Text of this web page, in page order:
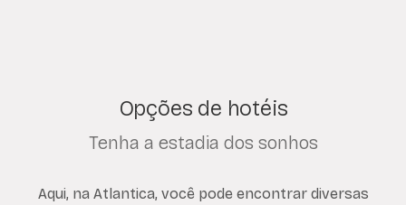
Opções de hotéis
Tenha a estadia dos sonhos
Aqui, na Atlantica, você pode encontrar diversas